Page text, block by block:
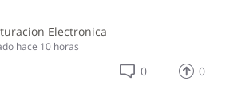
Electronica
hace 10 horas
0 0